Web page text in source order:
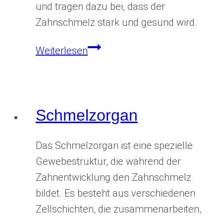
und tragen dazu bei, dass der
Zahnschmelz stark und gesund wird.
WeiterlesenSchmelzmatrixprotein
Schmelzorgan
Das Schmelzorgan ist eine spezielle
Gewebestruktur, die während der
Zahnentwicklung den Zahnschmelz
bildet. Es besteht aus verschiedenen
Zellschichten, die zusammenarbeiten,